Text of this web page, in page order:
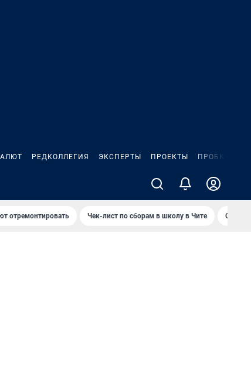
РЕДКОЛЛЕГИЯ ЭКСПЕРТЫ ПРОЕКТЫ ПРОБКИ
отремонтировать Чек-лист по сборам в школу в Чите